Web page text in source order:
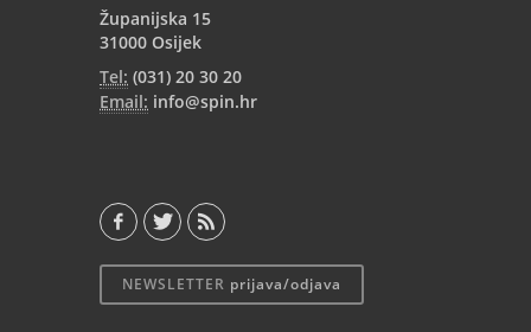
Županijska 15
31000 Osijek
Tel: (031) 20 30 20
Email: info@spin.hr
NEWSLETTER prijava/odjava